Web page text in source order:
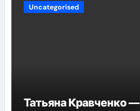
Uncategorised
Татьяна Кравченко —